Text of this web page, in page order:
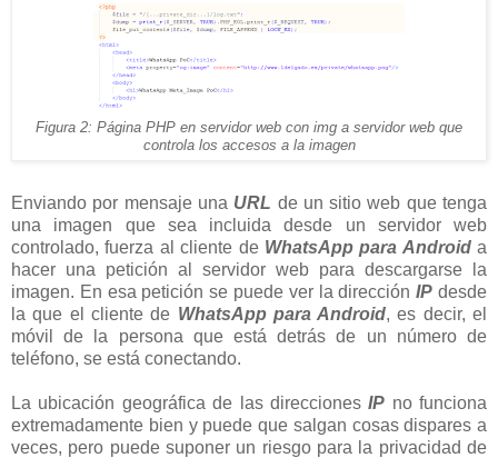
Figura 2: Página PHP en servidor web con img a servidor web que
controla los accesos a la imagen
Enviando por mensaje una URL de un sitio web que tenga
una imagen que sea incluida desde un servidor web
controlado, fuerza al cliente de WhatsApp para Androida
hacer una petición al servidor web para descargarse la
imagen. En esa petición se puede ver la direcciónIP desde
la que el cliente de WhatsApp para Android, es decir, el
móvil de la persona que está detrás de un número de
teléfono, se está conectando.
La ubicación geográfica de las direccionesIP no funciona
extremadamente bien y puede que salgan cosas dispares a
veces, pero puede suponer un riesgo para la privacidad de